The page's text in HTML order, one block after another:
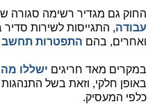
החוק גם מגדיר רשימה סגורה
עבודה, התגייסות לשירות
ואחרים, בהם התפטרות תחשב
במקרים מאד חריגים ישללו
באופן חלקי, וזאת בשל
כלפי המעסיק.